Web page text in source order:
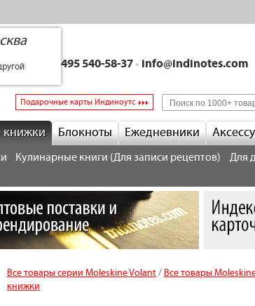
+7 495 540-58-37 • info@indinotes.com
Подарочные карты Индиноутс
книжки Блокноты Ежедневники
Кулинарные книги (Для записи рецептов) Для
Все товары серии Moleskine Volant/ Все товары
книжки